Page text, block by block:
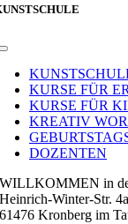
Toggle
Navigation
KURSE FÜR
KURSE FÜR
KREATIV
DOZENTEN
WILLKOMMEN in
Heinrich-Winter-Str. 4a
61476 Kronberg im